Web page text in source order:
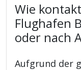
Wie
Flughafen
oder nach
Aufgrund der